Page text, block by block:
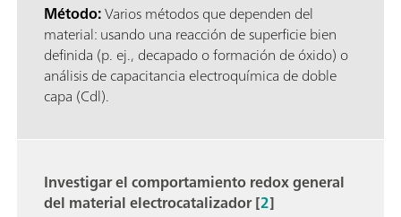
Método:Varios métodos que dependen del
material: usando una reacción de superficie bien
definida (p. ej., decapado o formación de óxido) o
análisis de capacitancia electroquímica de doble
capa (Cdl).
Investigar el comportamiento redox general
del material electrocatalizador [2]